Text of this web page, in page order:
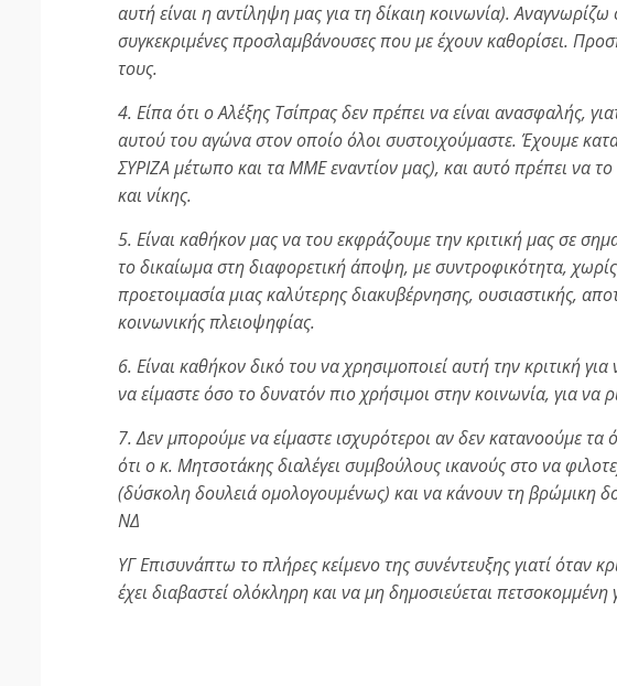
αυτή είναι η αντίληψη μας για τη δίκαιη κοινωνία).
συγκεκριμένες προσλαμβάνουσες που με έχουν καθορίσει.
τους.
4. Είπα ότι ο Αλέξης Τσίπρας δεν πρέπει να είναι ανασφαλής,
αυτού του αγώνα στον οποίο όλοι συστοιχούμαστε. Έχουμε
ΣΥΡΙΖΑ μέτωπο και τα ΜΜΕ εναντίον μας), και αυτό πρέπει να
και νίκης.
5. Είναι καθήκον μας να του εκφράζουμε την κριτική μας σε
το δικαίωμα στη διαφορετική άποψη, με συντροφικότητα,
προετοιμασία μιας καλύτερης διακυβέρνησης, ουσιαστικής,
κοινωνικής πλειοψηφίας.
6. Είναι καθήκον δικό του να χρησιμοποιεί αυτή την κριτική
να είμαστε όσο το δυνατόν πιο χρήσιμοι στην κοινωνία, για
7. Δεν μπορούμε να είμαστε ισχυρότεροι αν δεν κατανοούμε τα
ότι ο κ. Μητσοτάκης διαλέγει συμβούλους ικανούς στο να
(δύσκολη δουλειά ομολογουμένως) και να κάνουν τη βρώμικη
ΝΔ
ΥΓ Επισυνάπτω το πλήρες κείμενο της συνέντευξης γιατί όταν
έχει διαβαστεί ολόκληρη και να μη δημοσιεύεται